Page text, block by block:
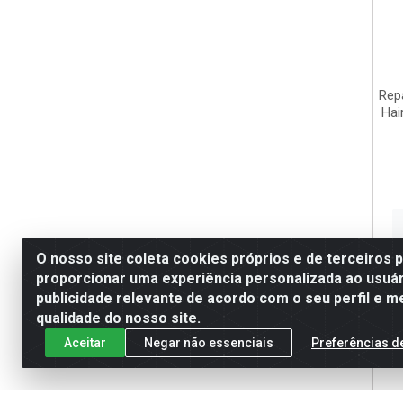
O nosso site coleta cookies próprios e de terceiros
proporcionar uma experiência personalizada ao
publicidade relevante de acordo com o seu perfil e
qualidade do nosso site.
Aceitar Negar não essenciais Preferências